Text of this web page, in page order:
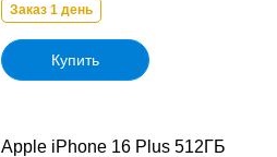
Заказ 1 день
Купить
Apple iPhone 16 Plus 512ГБ